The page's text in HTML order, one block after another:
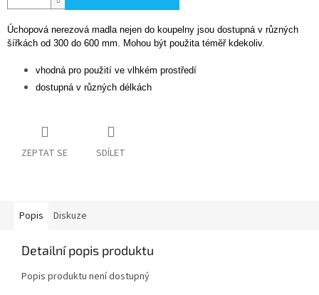
Úchopová nerezová madla nejen do koupelny jsou dostupná v různých
šířkách od 300 do 600 mm. Mohou být použita téměř kdekoliv.
vhodná pro použití ve vlhkém prostředí
dostupná v různých délkách
ZEPTAT SE SDÍLET
Popis Diskuze
Detailní popis produktu
Popis produktu není dostupný